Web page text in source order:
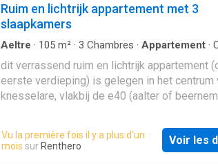
(ligbad, wastafel en toilet), privatieve kelder
ondergrond en gemeenschappelijke
huurprijs: 795,00 euro/maand + 50,00 euro/
voorschot kosten ad en privatief
Ruim en lichtrijk appartement met 3
slaapkamers
Aeltre · 105 m² · 3 Chambres · Appartement ·
dit verrassend ruim en lichtrijk appartement
eerste verdieping) is gelegen in het centrum
knesselare, vlakbij de e40 (aalter of
terras vooraan, bergruimte, volledig
keuken, afzonderlijke toiletruimte,
Vu la première fois il y a plus d'un
mois sur Renthero Voir les